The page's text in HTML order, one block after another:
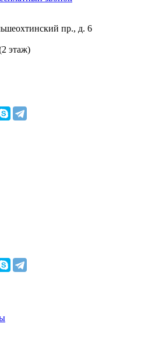
пр., д. 6
этаж)